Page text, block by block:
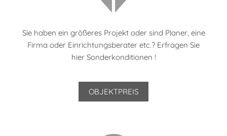
Sie haben ein größeres Projekt oder sind Planer, eine
Firma oder Einrichtungsberater etc.? Erfragen Sie
hier Sonderkonditionen !
OBJEKTPREIS